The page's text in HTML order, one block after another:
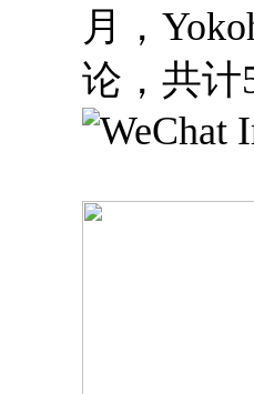
月，
论，共计